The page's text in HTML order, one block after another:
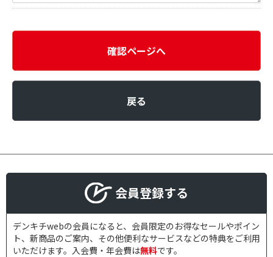
確認ページへ
戻る
会員登録する
デンキチwebの会員になると、会員限定のお得なセールやポイン
ト、新商品のご案内、その他便利なサービスなどの特典をご利用
いただけます。入会費・年会費は無料です。